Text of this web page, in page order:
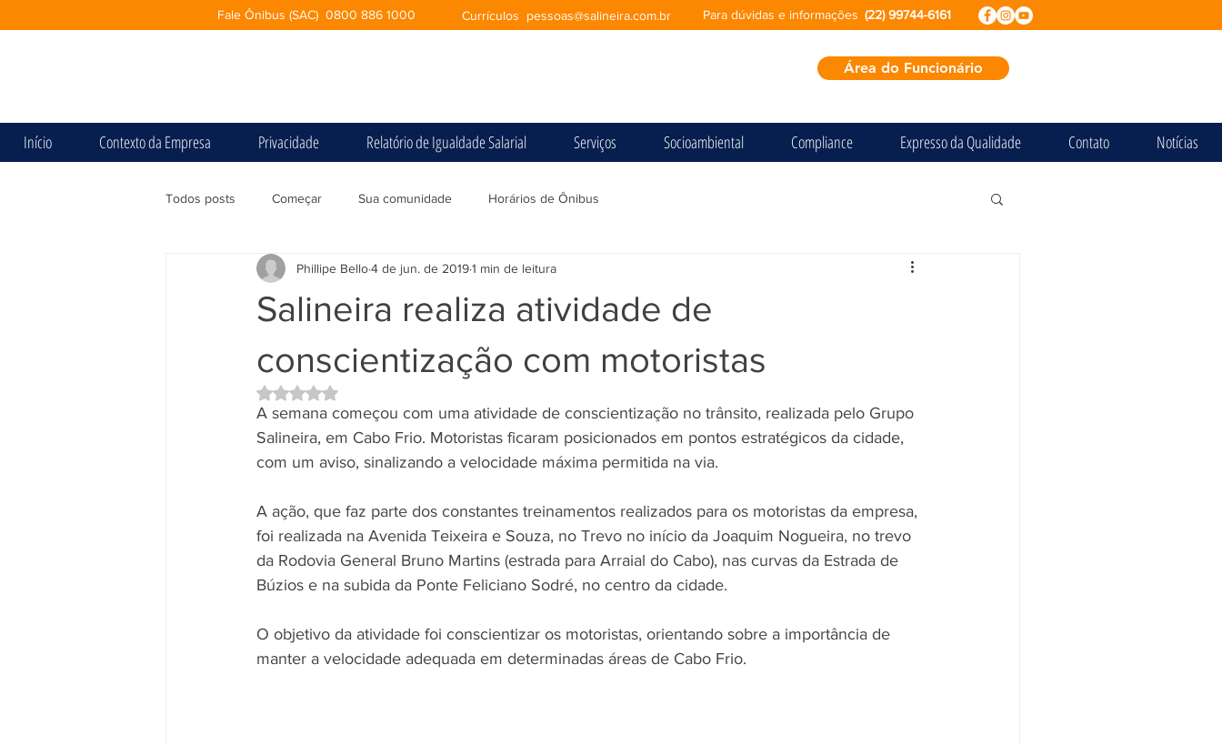
Fale Ônibus (SAC) 0800 886 1000 Currículos pessoas@salineira.com.br (22) 99744-6161
Para dúvidas e informações
Área do Funcionário
Início Contexto da Empresa Privacidade Relatório de Igualdade Salarial Serviços Socioambiental Compliance Expresso da Qualidade Contato Notícias
Todos posts Começar Sua comunidade Horários de Ônibus
Salineira realiza atividade de
conscientização com motoristas
Phillipe Bello4 de jun. de 20191 min de leitura
Avaliado com NaN de 5 estrelas.
A semana começou com uma atividade de conscientização no trânsito, realizada pelo Grupo
Salineira, em Cabo Frio. Motoristas ficaram posicionados em pontos estratégicos da cidade,
com um aviso, sinalizando a velocidade máxima permitida na via.
A ação, que faz parte dos constantes treinamentos realizados para os motoristas da empresa,
foi realizada na Avenida Teixeira e Souza, no Trevo no início da Joaquim Nogueira, no trevo
da Rodovia General Bruno Martins (estrada para Arraial do Cabo), nas curvas da Estrada de
Búzios e na subida da Ponte Feliciano Sodré, no centro da cidade.
O objetivo da atividade foi conscientizar os motoristas, orientando sobre a importância de
manter a velocidade adequada em determinadas áreas de Cabo Frio.